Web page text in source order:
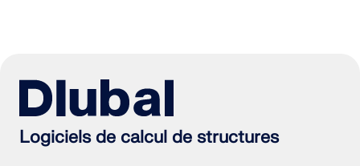
Logiciels de calcul de structures